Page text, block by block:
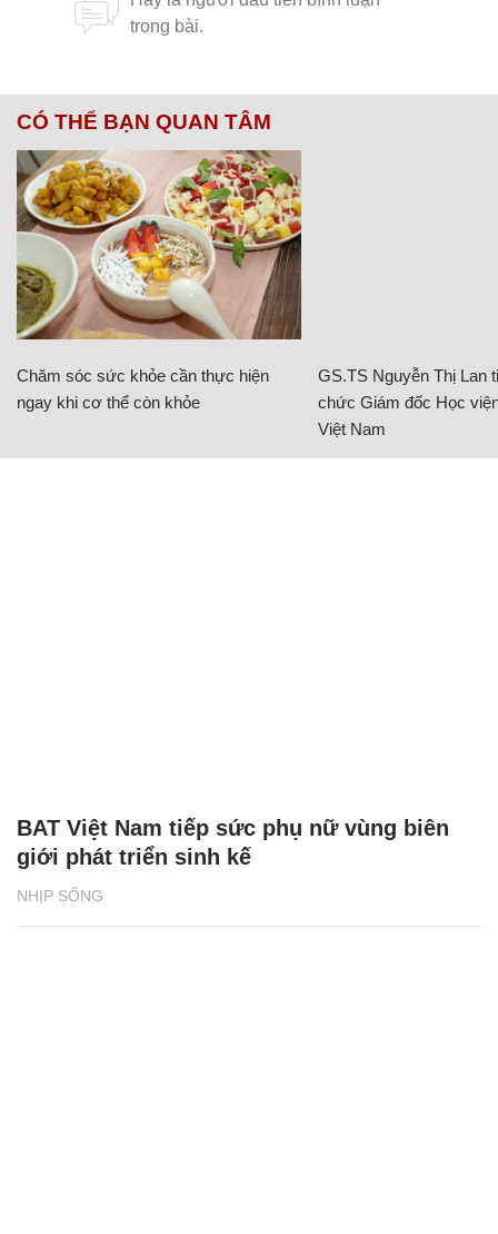
CÓ THỂ BẠN QUAN TÂM
Chăm sóc sức khỏe cần thực hiện
ngay khi cơ thể còn khỏe
GS.TS Nguyễn Thị Lan
chức Giám đốc Học
Việt Nam
NHỊP SỐNG
BAT Việt Nam tiếp sức phụ nữ vùng biên
giới phát triển sinh kế